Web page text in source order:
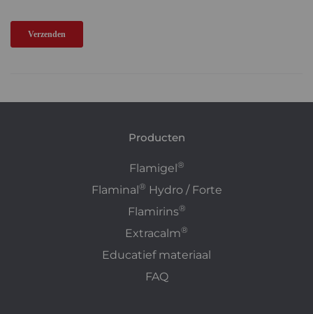
Producten
Flamigel®
Flaminal® Hydro / Forte
Flamirins®
Extracalm®
Educatief materiaal
FAQ